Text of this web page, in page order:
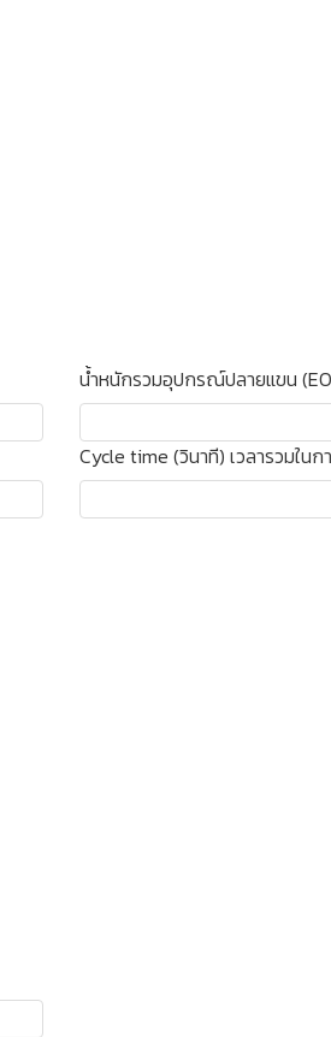
น้ำหนักรวมอุปกรณ์ปลายแขน
Cycle time (วินาที) เวลารวมในก